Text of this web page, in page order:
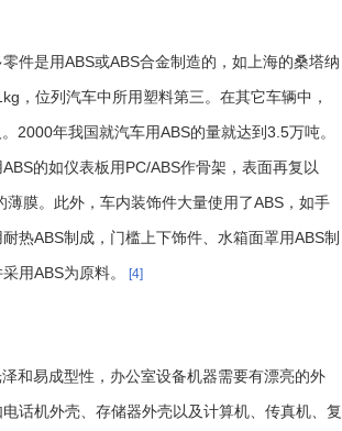
件是用ABS或ABS合金制造的，如上海的桑塔纳
，位列汽车中所用塑料第三。在其它车辆中，
2000年我国就汽车用ABS的量就达到 3.5万吨。
ABS的如仪表板用 PC/ABS作骨架，表面再复以
薄膜。此外，车内装饰件大量使用了ABS ，如手
耐热ABS制成，门槛上下饰件、水箱面罩用ABS制
用ABS为原料。 [4]
和易成型性，办公室设备机器需要有漂亮的外
话机外壳、存储器外壳以及计算机、传真机、复